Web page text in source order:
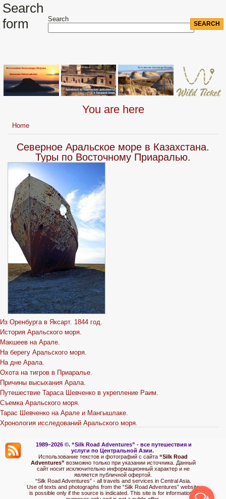
Search
form
Search
You are here
Home
Северное Аральское море в Казахстана.
Туры по Восточному Приаралью.
Из Оренбурга в Яксарт. 1844 год.
История Аральского моря.
Макшеев на Арале.
На берегу Аральского моря.
На дне Арала.
Охота на тигров в Приаралье.
Причины высыхания Арала.
Путешествие Тараса Шевченко в укрепление Раим.
Съемка Аральского моря.
Тарас Шевченко на Арале и Мангышлаке.
Хронология исследований Аральского моря.
1989–2026 ©. “Silk Road Adventures” - все путешествия и
услуги по Центральной Азии.
Использование текстов и фотографий с сайта “Silk Road
Adventures” возможно только при указании источника. Данный
сайт носит исключительно информационный характер и не
является публичной офертой.
“Silk Road Adventures” - all travels and services in Central Asia.
Use of texts and photographs from the “Silk Road Adventures” website
is possible only if the source is indicated. This site is for informational